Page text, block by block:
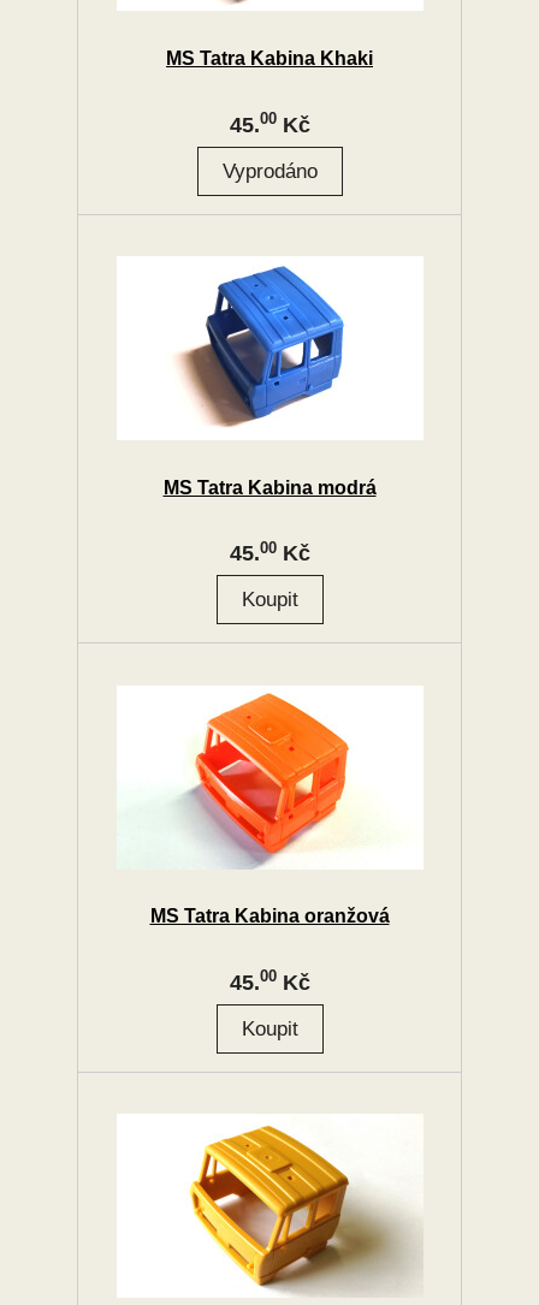
MS Tatra Kabina Khaki
45.00Kč
MS Tatra Kabina modrá
45.00Kč
MS Tatra Kabina oranžová
45.00Kč